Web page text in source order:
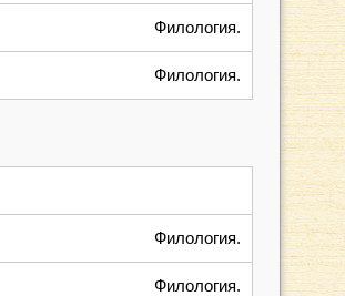
Филология.
Филология.
Филология.
Филология.